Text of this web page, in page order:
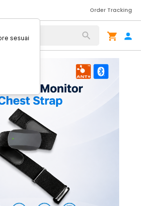
Order Tracking
sesuai